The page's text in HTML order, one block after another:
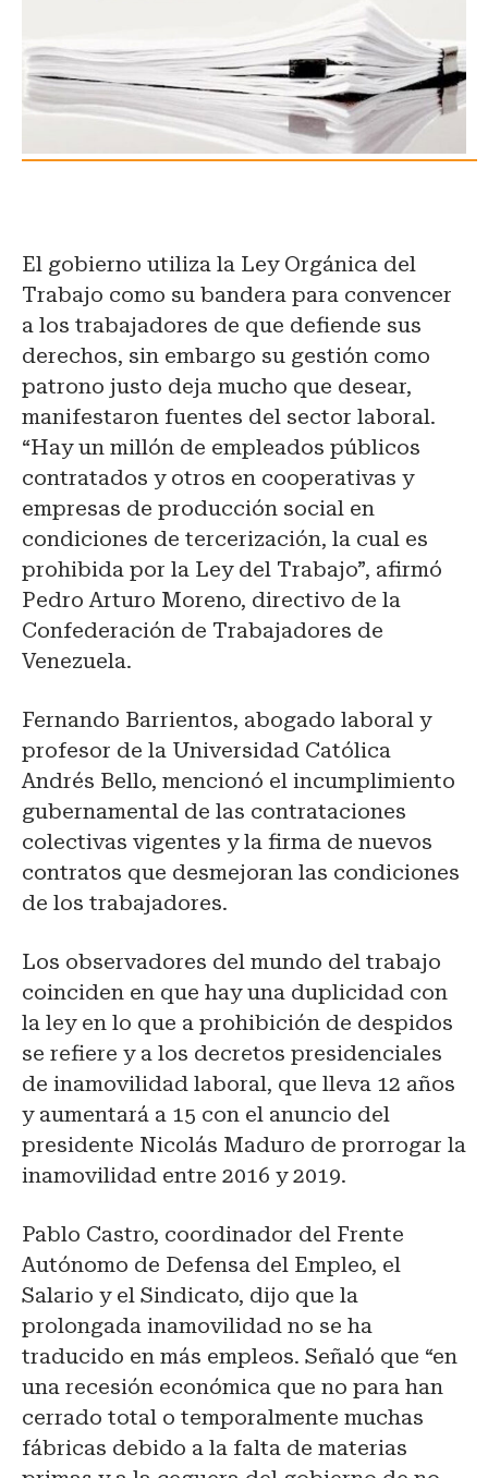
El gobierno utiliza la Ley Orgánica del
Trabajo como su bandera para convencer
a los trabajadores de que defiende sus
derechos, sin embargo su gestión como
patrono justo deja mucho que desear,
manifestaron fuentes del sector laboral.
“Hay un millón de empleados públicos
contratados y otros en cooperativas y
empresas de producción social en
condiciones de tercerización, la cual es
prohibida por la Ley del Trabajo”, afirmó
Pedro Arturo Moreno, directivo de la
Confederación de Trabajadores de
Venezuela.
Fernando Barrientos, abogado laboral y
profesor de la Universidad Católica
Andrés Bello, mencionó el incumplimiento
gubernamental de las contrataciones
colectivas vigentes y la firma de nuevos
contratos que desmejoran las condiciones
de los trabajadores.
Los observadores del mundo del trabajo
coinciden en que hay una duplicidad con
la ley en lo que a prohibición de despidos
se refiere y a los decretos presidenciales
de inamovilidad laboral, que lleva 12 años
y aumentará a 15 con el anuncio del
presidente Nicolás Maduro de prorrogar la
inamovilidad entre 2016 y 2019.
Pablo Castro, coordinador del Frente
Autónomo de Defensa del Empleo, el
Salario y el Sindicato, dijo que la
prolongada inamovilidad no se ha
traducido en más empleos. Señaló que “en
una recesión económica que no para han
cerrado total o temporalmente muchas
fábricas debido a la falta de materias